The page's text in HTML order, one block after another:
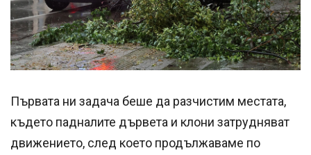
Първата ни задача беше да разчистим местата,
където падналите дървета и клони затрудняват
движението, след което продължаваме по